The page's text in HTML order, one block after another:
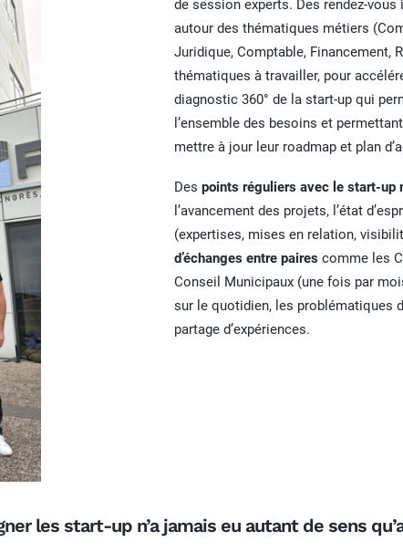
de session experts. Des rendez-
autour des thématiques métiers
Juridique, Comptable, Financement,
thématiques à travailler, pour
diagnostic 360° de la start-up qui
l’ensemble des besoins et
mettre à jour leur roadmap et plan
Des points réguliers avec le start-up
l’avancement des projets, l’état
(expertises, mises en relation,
d’échanges entre paires comme les
Conseil Municipaux (une fois par
sur le quotidien, les problématiques
partage d’expériences.
les start-up n’a jamais eu autant de sens